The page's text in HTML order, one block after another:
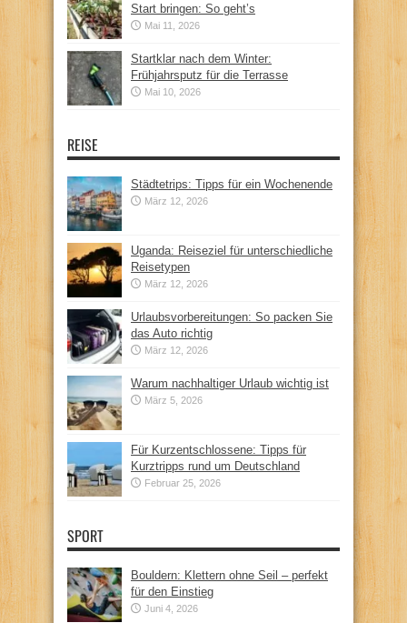
Start bringen: So geht’s
Mai 11, 2026
Startklar nach dem Winter:
Frühjahrsputz für die Terrasse
Mai 10, 2026
REISE
Städtetrips: Tipps für ein Wochenende
März 12, 2026
Uganda: Reiseziel für unterschiedliche
Reisetypen
März 12, 2026
Urlaubsvorbereitungen: So packen Sie
das Auto richtig
März 12, 2026
Warum nachhaltiger Urlaub wichtig ist
März 5, 2026
Für Kurzentschlossene: Tipps für
Kurztripps rund um Deutschland
Februar 25, 2026
SPORT
Bouldern: Klettern ohne Seil – perfekt
für den Einstieg
Juni 4, 2026